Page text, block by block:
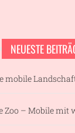
NEUESTE
mobile
Zoo – Mobile mit